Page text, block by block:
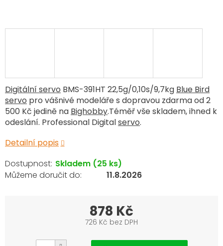
Digitální servo BMS-391HT 22,5g/0,10s/9,7kg Blue Bird
servo pro vášnivé modeláře s dopravou zdarma od 2
500 Kč jedině na Bighobby.Téměř vše skladem, ihned k
odeslání. Professional Digitalservo.
Detailní popis
Skladem (25 ks)
11.8.2026
878 Kč
726 Kč bez DPH
cena: